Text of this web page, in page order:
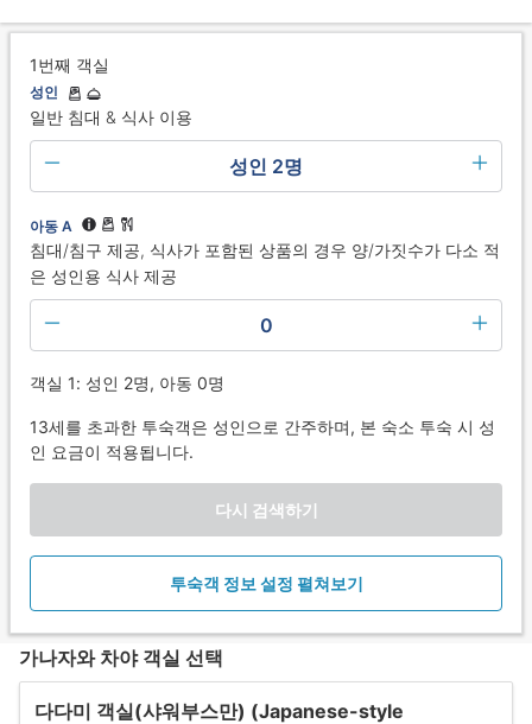
1번째 객실
성인
일반 침대 & 식사 이용
성인 2명
아동 A
침대/침구 제공, 식사가 포함된 상품의 경우 양/가짓수가 다소 적
은 성인용 식사 제공
0
객실 1: 성인 2명, 아동 0명
13세를 초과한 투숙객은 성인으로 간주하며, 본 숙소 투숙 시 성
인 요금이 적용됩니다.
다시 검색하기
투숙객 정보 설정 펼쳐보기
가나자와 차야 객실 선택
다다미 객실(샤워부스만) (Japanese-style